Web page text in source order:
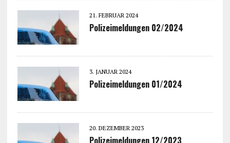
21. FEBRUAR 2024
Polizeimeldungen 02/2024
3. JANUAR 2024
Polizeimeldungen 01/2024
20. DEZEMBER 2023
Polizeimeldungen 12/2023